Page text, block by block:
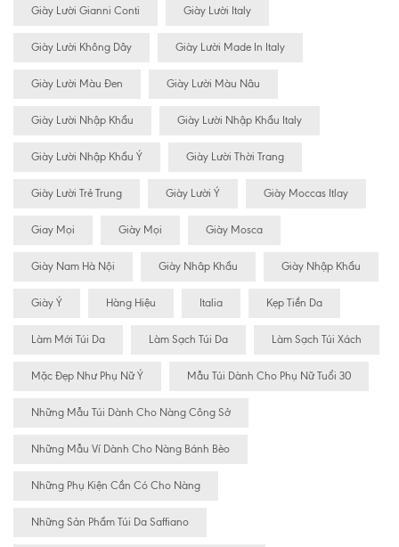
Giày Lười Gianni Conti Giày Lười Italy
Giày Lười Không Dây Giày Lười Made In Italy
Giày Lười Màu Đen Giày Lười Màu Nâu
Giày Lười Nhập Khẩu Giày Lười Nhập Khẩu Italy
Giày Lười Nhập Khẩu Ý Giày Lười Thời Trang
Giày Lười Trẻ Trung Giày Lười Ý Giày Moccas Itlay
Giay Mọi Giày Mọi Giày Mosca
Giày Nam Hà Nội Giày Nhâp Khẩu Giày Nhập Khẩu
Giày Ý Hàng Hiệu Italia Kẹp Tiền Da
Làm Mới Túi Da Làm Sạch Túi Da Làm Sạch Túi Xách
Mặc Đẹp Như Phụ Nữ Ý Mẫu Túi Dành Cho Phụ Nữ Tuổi 30
Những Mẫu Túi Dành Cho Nàng Công Sở
Những Mẫu Ví Dành Cho Nàng Bánh Bèo
Những Phụ Kiện Cần Có Cho Nàng
Những Sản Phẩm Túi Da Saffiano